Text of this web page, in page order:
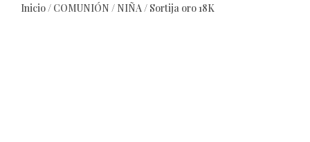
Inicio/ COMUNIÓN / NIÑA/ Sortija oro 18K